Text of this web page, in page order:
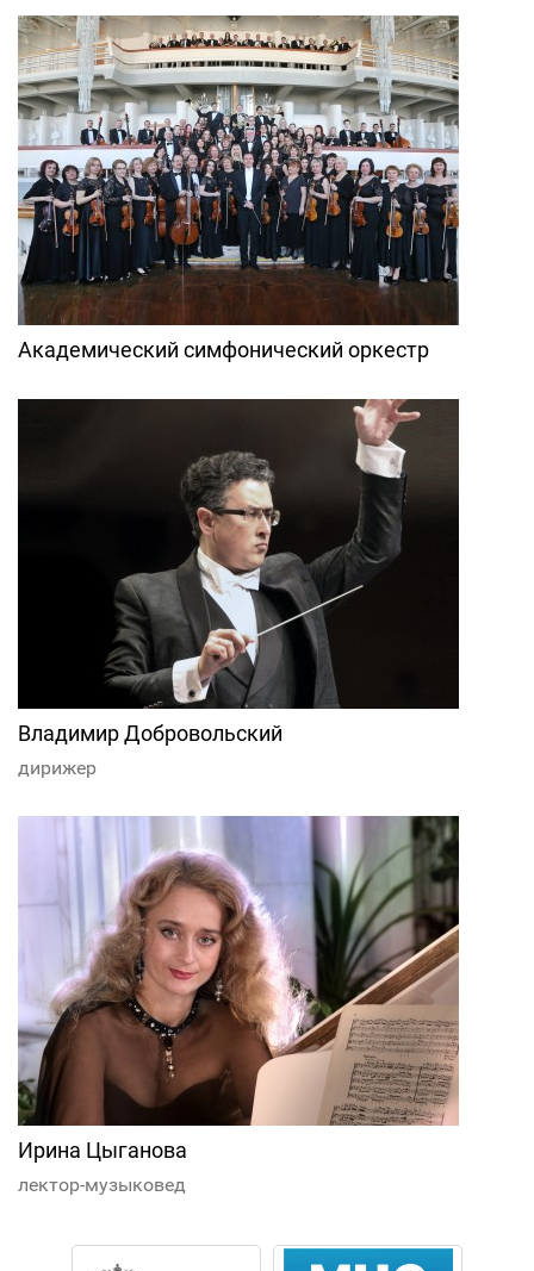
Академический симфонический оркестр
Владимир Добровольский
дирижер
Ирина Цыганова
лектор-музыковед